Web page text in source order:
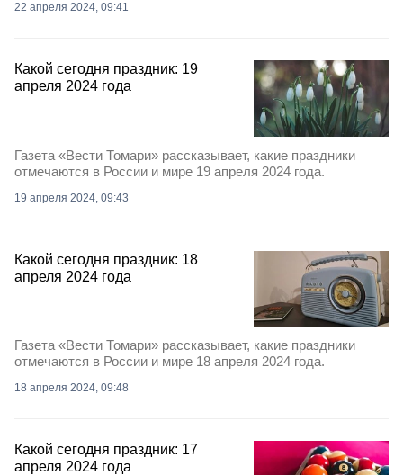
22 апреля 2024, 09:41
Какой сегодня праздник: 19
апреля 2024 года
Газета «Вести Томари» рассказывает, какие праздники
отмечаются в России и мире 19 апреля 2024 года.
19 апреля 2024, 09:43
Какой сегодня праздник: 18
апреля 2024 года
Газета «Вести Томари» рассказывает, какие праздники
отмечаются в России и мире 18 апреля 2024 года.
18 апреля 2024, 09:48
Какой сегодня праздник: 17
апреля 2024 года